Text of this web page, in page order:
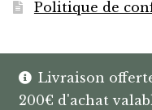
Livraison
200€ d'achat
Politique de